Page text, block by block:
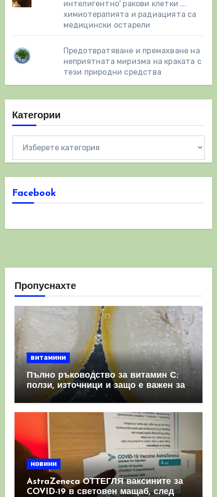
интелигентно' ракови клетки ...
химиотерапията и радиацията са
медицински остарели
Предотвратяване и премахване на
неприятната миризма на краката с
тези природни средства
Категории
Facebook
Пропуснахте
витамини
Пълно ръководство за витамин С:
ползи, източници и защо е важен за
имунната система
новини
AstraZeneca ОТТЕГЛЯ ваксините за
COVID-19 в световен мащаб, след